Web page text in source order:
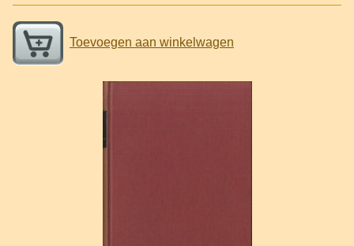
Toevoegen aan winkelwagen